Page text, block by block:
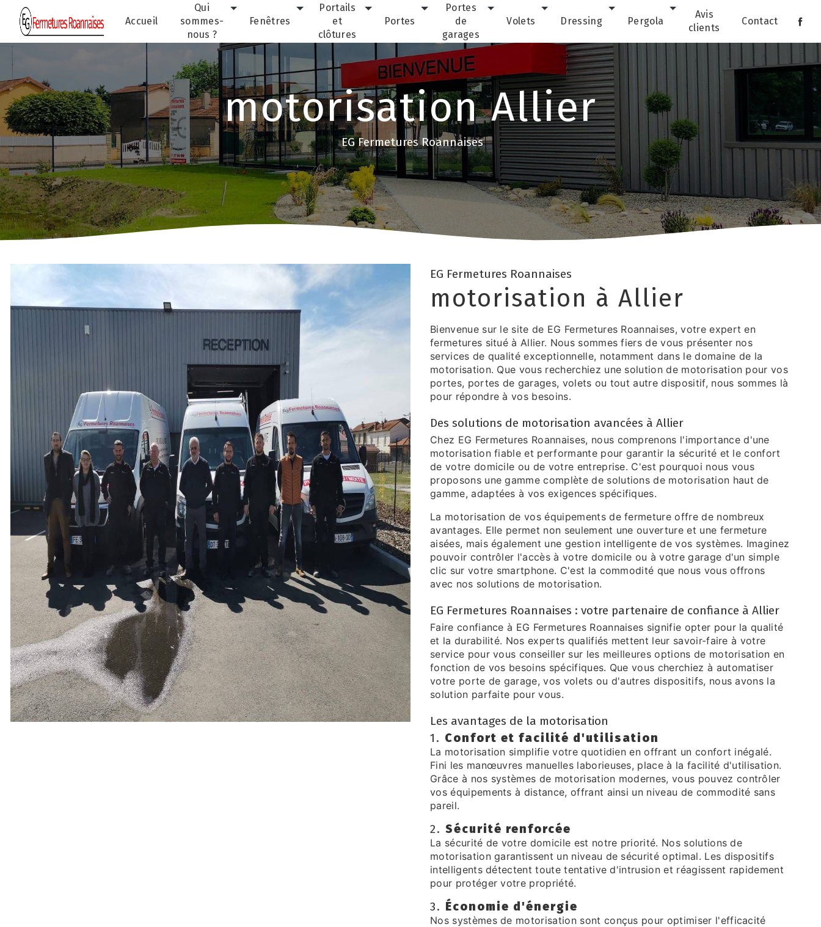
Accueil
Qui
sommes-
nous ?
Fenêtres
Portails
et
clôtures
Portes
Portes
de
garages
Volets Dressing Pergola
Avis
clients
Contact
motorisation Allier
EG Fermetures Roannaises
EG Fermetures Roannaises
motorisation à Allier
Bienvenue sur le site de EG Fermetures Roannaises, votre expert en
fermetures situé à Allier. Nous sommes fiers de vous présenter nos
services de qualité exceptionnelle, notamment dans le domaine de la
motorisation. Que vous recherchiez une solution de motorisation pour vos
portes, portes de garages, volets ou tout autre dispositif, nous sommes là
pour répondre à vos besoins.
Des solutions de motorisation avancées à Allier
Chez EG Fermetures Roannaises, nous comprenons l'importance d'une
motorisation fiable et performante pour garantir la sécurité et le confort
de votre domicile ou de votre entreprise. C'est pourquoi nous vous
proposons une gamme complète de solutions de motorisation haut de
gamme, adaptées à vos exigences spécifiques.
La motorisation de vos équipements de fermeture offre de nombreux
avantages. Elle permet non seulement une ouverture et une fermeture
aisées, mais également une gestion intelligente de vos systèmes. Imaginez
pouvoir contrôler l'accès à votre domicile ou à votre garage d'un simple
clic sur votre smartphone. C'est la commodité que nous vous offrons
avec nos solutions de motorisation.
EG Fermetures Roannaises : votre partenaire de confiance à Allier
Faire confiance à EG Fermetures Roannaises signifie opter pour la qualité
et la durabilité. Nos experts qualifiés mettent leur savoir-faire à votre
service pour vous conseiller sur les meilleures options de motorisation en
fonction de vos besoins spécifiques. Que vous cherchiez à automatiser
votre porte de garage, vos volets ou d'autres dispositifs, nous avons la
solution parfaite pour vous.
Les avantages de la motorisation
1. Confort et facilité d'utilisation
La motorisation simplifie votre quotidien en offrant un confort inégalé.
Fini les manœuvres manuelles laborieuses, place à la facilité d'utilisation.
Grâce à nos systèmes de motorisation modernes, vous pouvez contrôler
vos équipements à distance, offrant ainsi un niveau de commodité sans
pareil.
2. Sécurité renforcée
La sécurité de votre domicile est notre priorité. Nos solutions de
motorisation garantissent un niveau de sécurité optimal. Les dispositifs
intelligents détectent toute tentative d'intrusion et réagissent rapidement
pour protéger votre propriété.
3. Économie d'énergie
Nos systèmes de motorisation sont conçus pour optimiser l'efficacité
Panneau de gestion des cookies